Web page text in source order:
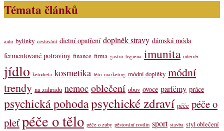
Témata článků
auto bylinky cestování dietní opatření doplněk stravy dámská móda
fermentované potraviny finance firma gastro hygiena imunita interiér
jídlo ketodieta kosmetika léto marketing módní doplňky módní
trendy na zahradu nemoc oblečení obuv ovoce parfémy práce
psychická pohodapsychické zdraví péče péče o
pleťpéče o tělo péče o zuby pěstování rostlin sport stavba styl oblečení